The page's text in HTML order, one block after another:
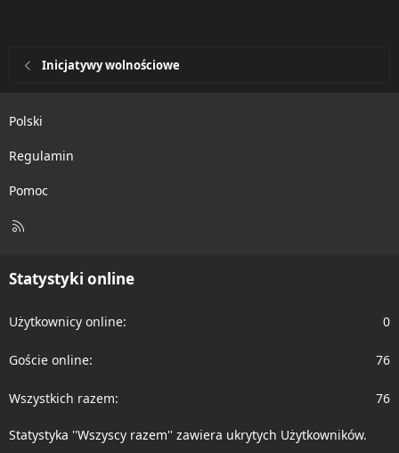
Inicjatywy wolnościowe
Polski
Regulamin
Pomoc
R
Statystyki online
Użytkownicy online 0
Goście online 76
Wszystkich razem 76
Statystyka ''Wszyscy razem'' zawiera ukrytych Użytkowników.